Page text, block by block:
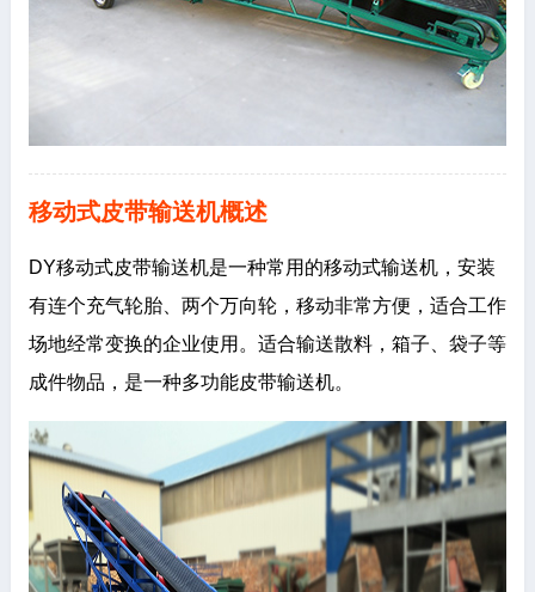
移动式皮带输送机概述
DY移动式皮带输送机是一种常用的移动式输送机，安装
有连个充气轮胎、两个万向轮，移动非常方便，适合工作
场地经常变换的企业使用。适合输送散料，箱子、袋子等
成件物品，是一种多功能皮带输送机。